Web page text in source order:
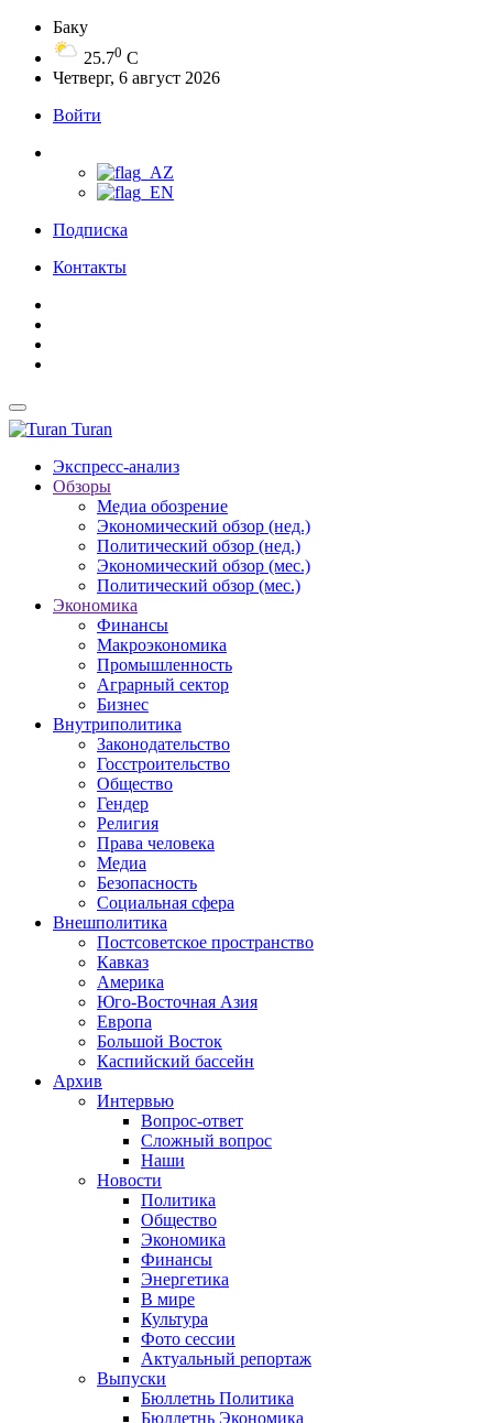
Баку
25.70 C
Четверг, 6 август 2026
Войти
Подписка
Контакты
Turan
Экспресс-анализ
Обзоры
Медиа обозрение
Экономический обзор (нед.)
Политический обзор (нед.)
Экономический обзор (мес.)
Политический обзор (мес.)
Экономика
Финансы
Макроэкономика
Промышленность
Аграрный сектор
Бизнес
Внутриполитика
Законодательство
Госстроительство
Общество
Гендер
Религия
Права человека
Медиа
Безопасность
Социальная сфера
Внешполитика
Постсоветское пространство
Кавказ
Америка
Юго-Восточная Азия
Европа
Большой Восток
Каспийский бассейн
Архив
Интервью
Вопрос-ответ
Сложный вопрос
Наши
Новости
Политика
Общество
Экономика
Финансы
Энергетика
В мире
Культура
Фото сессии
Актуальный репортаж
Выпуски
Бюллетнь Политика
Бюллетнь Экономика